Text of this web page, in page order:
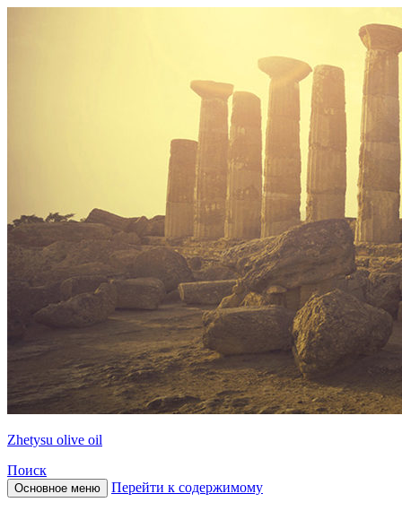
Zhetysu olive oil
Поиск
Основное меню Перейти к содержимому